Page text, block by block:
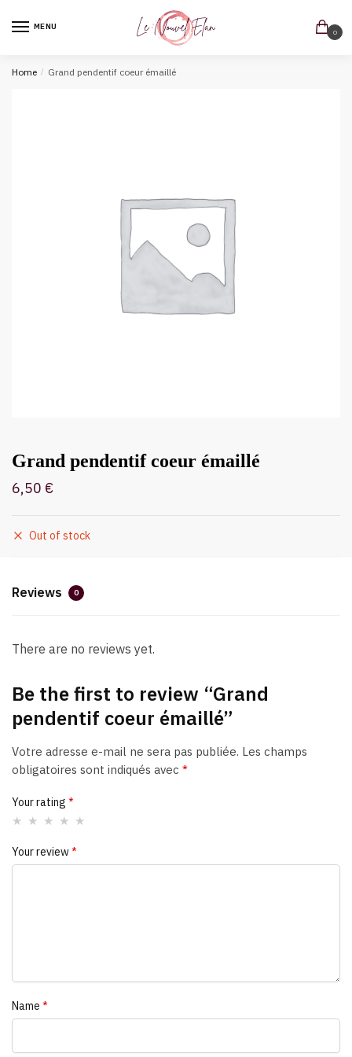
MENU
0
Home / Grand pendentif coeur émaillé
Grand pendentif coeur émaillé
6,50 €
Out of stock
Reviews 0
There are no reviews yet.
Be the first to review “Grand
pendentif coeur émaillé”
Votre adresse e-mail ne sera pas publiée. Les champs
obligatoires sont indiqués avec *
Your rating *
Your review*
Name *